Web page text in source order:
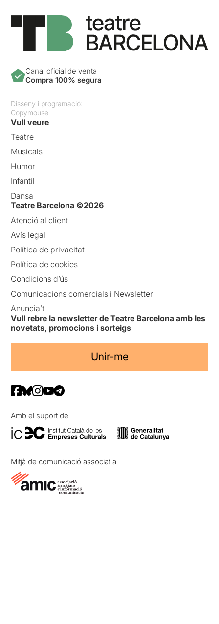
Canal oficial de venta
Compra 100% segura
Disseny i programació:
Copymouse
Vull veure
Teatre
Musicals
Humor
Infantil
Dansa
Teatre Barcelona ©2026
Atenció al client
Avís legal
Política de privacitat
Política de cookies
Condicions d’ús
Comunicacions comercials i Newsletter
Anuncia’t
Vull rebre la newsletter de Teatre Barcelona amb les
novetats, promocions i sorteigs
Unir-me
Amb el suport de
Mitjà de comunicació associat a